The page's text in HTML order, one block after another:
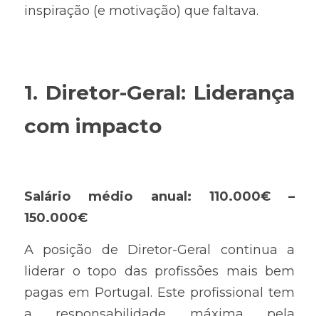
inspiração (e motivação) que faltava.
1. Diretor-Geral: Liderança
com impacto
Salário médio anual: 110.000€ –
150.000€
A posição de Diretor-Geral continua a
liderar o topo das profissões mais bem
pagas em Portugal. Este profissional tem